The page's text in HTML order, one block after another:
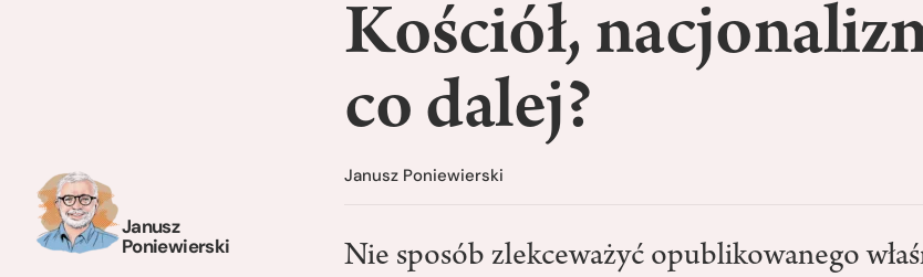
Janusz
Poniewierski
Kościół,
co dalej?
Janusz Poniewierski
Nie sposób zlekceważyć opublikowanego